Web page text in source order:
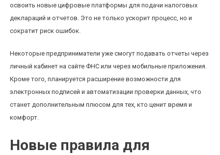
освоить новые цифровые платформы для подачи налоговых
деклараций и отчетов. Это не только ускорит процесс, но и
сократит риск ошибок.
Некоторые предприниматели уже смогут подавать отчеты через
личный кабинет на сайте ФНС или через мобильные приложения.
Кроме того, планируется расширение возможности для
электронных подписей и автоматизации проверки данных, что
станет дополнительным плюсом для тех, кто ценит время и
комфорт.
Новые правила для